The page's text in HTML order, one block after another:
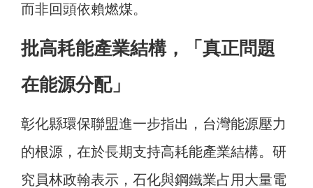
而非回頭依賴燃煤。
批高耗能產業結構，「真正問題
在能源分配」
彰化縣環保聯盟進一步指出，台灣能源壓力
的根源，在於長期支持高耗能產業結構。研
究員林政翰表示，石化與鋼鐵業占用大量電